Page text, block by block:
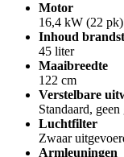
Motor
16,4 kW (22
Inhoud
45 liter
Maaibreedte
122 cm
Verstelbare
Standaard,
Luchtfilter
Zwaar
Armleuningen